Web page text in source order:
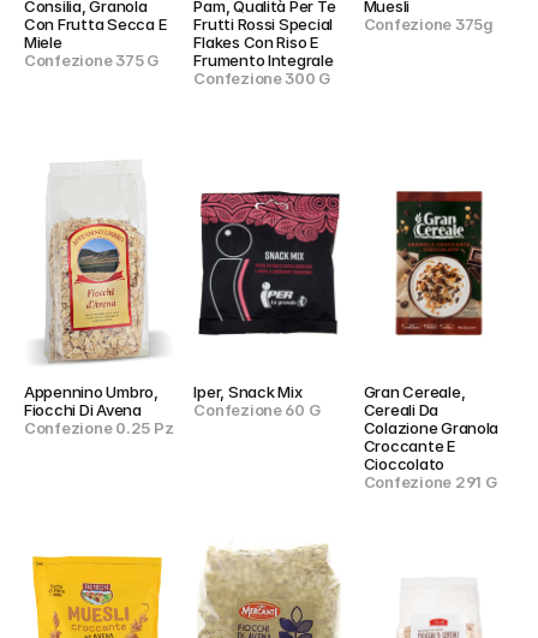
Consilia, Granola
Con Frutta Secca E
Miele
Confezione 375 G
Pam, Qualità Per Te
Frutti Rossi Special
Flakes Con Riso E
Frumento Integrale
Confezione 300 G
Muesli
Confezione 375g
Appennino Umbro,
Fiocchi Di Avena
Confezione 0.25 Pz
Iper, Snack Mix
Confezione 60 G
Gran Cereale,
Cereali Da
Colazione Granola
Croccante E
Cioccolato
Confezione 291 G